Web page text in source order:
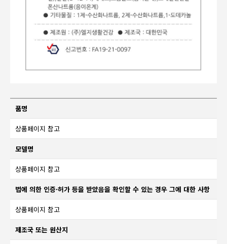
품명
상품페이지 참고
모델명
상품페이지 참고
법에 의한 인증·허가 등을 받았음을 확인할 수 있는 경우 그에 대한 사항
상품페이지 참고
제조국 또는 원산지